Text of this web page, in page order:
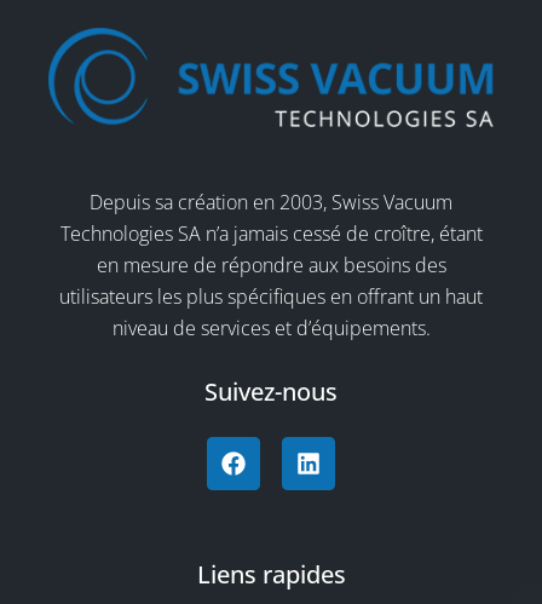
Depuis sa création en 2003, Swiss Vacuum
Technologies SA n’a jamais cessé de croître, étant
en mesure de répondre aux besoins des
utilisateurs les plus spécifiques en offrant un haut
niveau de services et d’équipements.
Suivez-nous
Liens rapides